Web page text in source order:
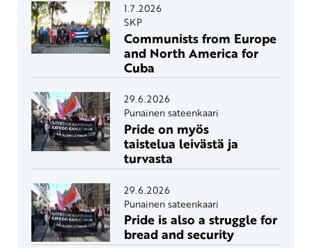
1.7.2026
SKP
Communists from Europe
and North America for
Cuba
29.6.2026
Punainen sateenkaari
Pride on myös
taistelua leivästä ja
turvasta
29.6.2026
Punainen sateenkaari
Pride is also a struggle for
bread and security